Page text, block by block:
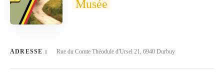
Musée
ADRESSE : Rue du Comte Théodule d'Ursel 21, 6940 Durbuy